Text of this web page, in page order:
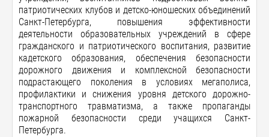
патриотических клубов и детско-юношеских объединений
Санкт-Петербурга, повышения эффективности
деятельности образовательных учреждений в сфере
гражданского и патриотического воспитания, развитие
кадетского образования, обеспечения безопасности
дорожного движения и комплексной безопасности
подрастающего поколения в условиях мегаполиса,
профилактики и снижения уровня детского дорожно-
транспортного травматизма, а также пропаганды
пожарной безопасности среди учащихся Санкт-
Петербурга.